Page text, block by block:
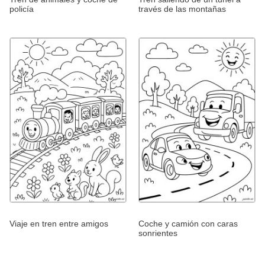
policía
través de las montañas
Viaje en tren entre amigos
Coche y camión con caras
sonrientes